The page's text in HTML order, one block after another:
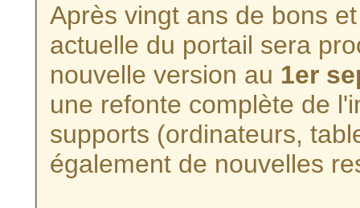
Après vingt ans de bons
actuelle du portail sera
nouvelle version au 1er
une refonte complète de
supports (ordinateurs,
également de nouvelles